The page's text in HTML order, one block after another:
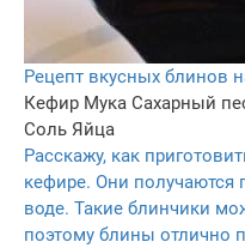
Рецепт вкусных блинов
Кефир Мука Сахарный
Соль Яйца
Расскажу, как
кефире. Они получаются
воде. Такие блинчики
поэтому блины отлично